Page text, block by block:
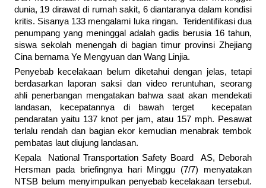
dunia, 19 dirawat di rumah sakit, 6 diantaranya dalam kondisi
kritis. Sisanya 133 mengalami luka ringan. Teridentifikasi dua
penumpang yang meninggal adalah gadis berusia 16 tahun,
siswa sekolah menengah di bagian timur provinsi Zhejiang
Cina bernama Ye Mengyuan dan Wang Linjia.
Penyebab kecelakaan belum diketahui dengan jelas, tetapi
berdasarkan laporan saksi dan video reruntuhan, seorang
ahli penerbangan mengatakan bahwa saat akan mendekati
landasan, kecepatannya di bawah terget kecepatan
pendaratan yaitu 137 knot per jam, atau 157 mph. Pesawat
terlalu rendah dan bagian ekor kemudian menabrak tembok
pembatas laut diujung landasan.
Kepala National Transportation Safety Board AS, Deborah
Hersman pada briefingnya hari Minggu (7/7) menyatakan
NTSB belum menyimpulkan penyebab kecelakaan tersebut.